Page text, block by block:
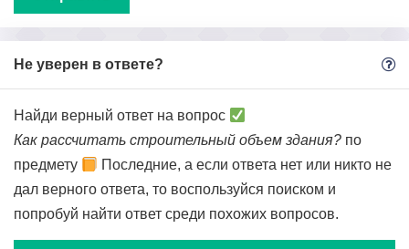
Не уверен в ответе?
Найди верный ответ на вопрос
Как рассчитать строительный объем здания? по
предмету
Последние, а если ответа нет или никто не
дал верного ответа, то воспользуйся поиском и
попробуй найти ответ среди похожих вопросов.